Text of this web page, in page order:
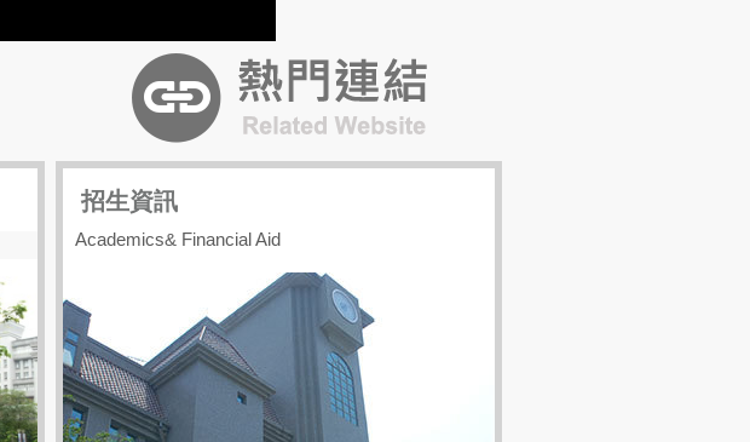
招生資訊
Academics& Financial Aid